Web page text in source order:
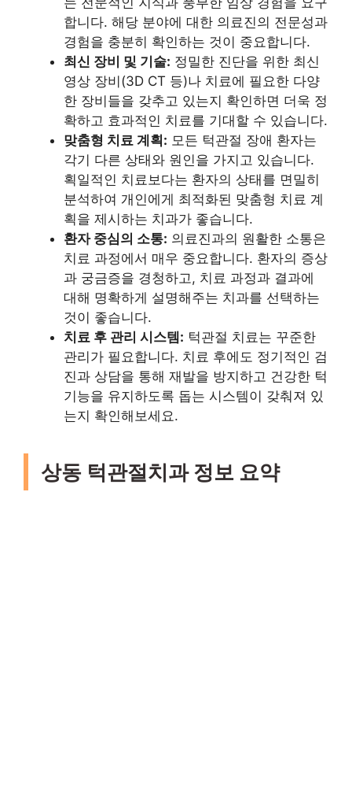
합니다. 해당 분야에 대한 의료진의 전문성과
경험을 충분히 확인하는 것이 중요합니다.
최신 장비 및 기술: 정밀한 진단을 위한 최신
영상 장비(3D CT 등)나 치료에 필요한 다양
한 장비들을 갖추고 있는지 확인하면 더욱 정
확하고 효과적인 치료를 기대할 수 있습니다.
맞춤형 치료 계획: 모든 턱관절 장애 환자는
각기 다른 상태와 원인을 가지고 있습니다.
획일적인 치료보다는 환자의 상태를 면밀히
분석하여 개인에게 최적화된 맞춤형 치료 계
획을 제시하는 치과가 좋습니다.
환자 중심의 소통: 의료진과의 원활한 소통은
치료 과정에서 매우 중요합니다. 환자의 증상
과 궁금증을 경청하고, 치료 과정과 결과에
대해 명확하게 설명해주는 치과를 선택하는
것이 좋습니다.
치료 후 관리 시스템: 턱관절 치료는 꾸준한
관리가 필요합니다. 치료 후에도 정기적인 검
진과 상담을 통해 재발을 방지하고 건강한 턱
기능을 유지하도록 돕는 시스템이 갖춰져 있
는지 확인해보세요.
상동 턱관절치과 정보 요약